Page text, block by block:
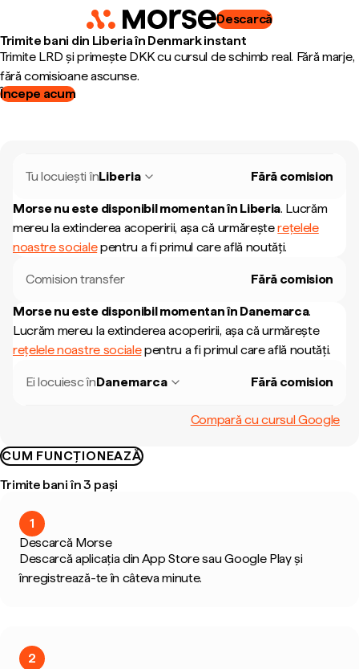
Descarcă
Trimite bani din Liberia în Denmark instant
Trimite LRD și primește DKK cu cursul de schimb real. Fără marje,
fără comisioane ascunse.
Începe acum
Tu locuiești înLiberia Fără comision
Morse nu este disponibil momentan în Liberia. Lucrăm
mereu la extinderea acoperirii, așa că urmăreșterețelele
noastre socialepentru a fi primul care află noutăți.
Comision transfer Fără comision
Morse nu este disponibil momentan în Danemarca.
Lucrăm mereu la extinderea acoperirii, așa că urmărește
rețelele noastre socialepentru a fi primul care află noutăți.
Ei locuiesc înDanemarca Fără comision
Compară cu cursul Google
CUM FUNCȚIONEAZĂ
Trimite bani în 3 pași
1
Descarcă Morse
Descarcă aplicația din App Store sau Google Play și
înregistrează-te în câteva minute.
2